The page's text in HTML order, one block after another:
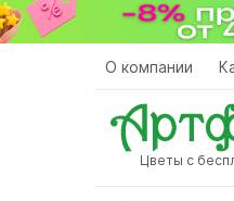
Перейти
к
О компании
Цветы с